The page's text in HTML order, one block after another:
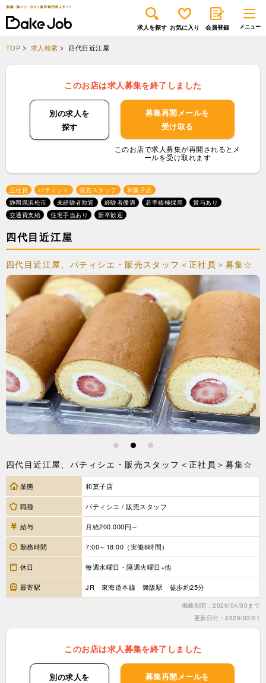
求人を探す お気に入り 会員登録
TOP 求人検索 四代目近江屋
このお店は求人募集を終了しました
別の求人を
探す
募集再開メールを
受け取る
このお店で求人募集が再開されるとメ
ールを受け取れます
正社員 パティシエ 販売スタッフ
和菓子店
静岡県浜松市
未経験者歓迎 経験者優遇 若手積極採用
賞与あり
交通費支給
住宅手当あり 新卒歓迎
四代目近江屋
四代目近江屋、パティシエ・販売スタッフ＜正社員＞募集☆
1 2 3
四代目近江屋、パティシエ・販売スタッフ＜正社員＞募集☆
業態 和菓子店
職種 パティシエ / 販売スタッフ
給与 月給200,000円～
勤務時間 7:00～18:00（実働8時間）
休日 毎週水曜日・隔週火曜日+他
最寄駅 JR 東海道本線 舞阪駅 徒歩約25分
掲載期間：2026/04/30まで
更新日付：2026/03/01
このお店は求人募集を終了しました
別の求人を
募集再開メールを